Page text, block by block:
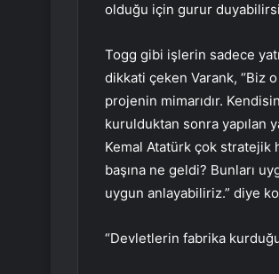
olduğu için gurur
Togg gibi işlerin sadece
dikkati çeken Varank, “Biz
projenin mimarıdır.
kurulduktan sonra yapılan
Kemal Atatürk çok stratejik
başına ne geldi? Bunları
uygun anlayabiliriz.” diye
“Devletlerin fabrika